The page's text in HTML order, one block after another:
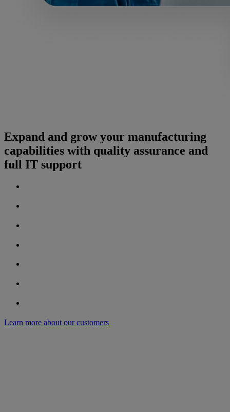
Expand and grow your manufacturing
capabilities with quality assurance and
full IT support
Learn more about our customers